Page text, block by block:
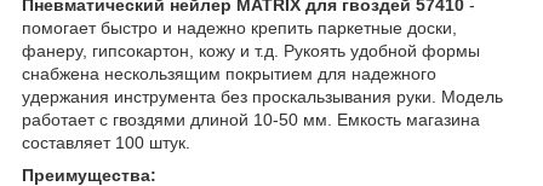
Пневматический нейлер MATRIX для гвоздей 57410​ -
помогает быстро и надежно крепить паркетные доски,
фанеру, гипсокартон, кожу и т.д. Рукоять удобной формы
снабжена нескользящим покрытием для надежного
удержания инструмента без проскальзывания руки. Модель
работает с гвоздями длиной 10-50 мм. Емкость магазина
составляет 100 штук.
Преимущества: